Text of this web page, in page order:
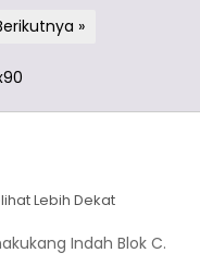
»
Lebih Dekat
Indah Blok C.